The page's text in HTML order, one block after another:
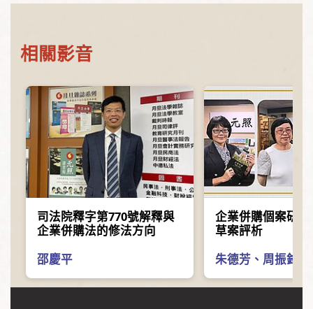
相關影音
司法院釋字第770號解釋與
企業併購法的修法方向
邵慶平
企業併購個案研
草案評析
朱德芳 、 周振鋒